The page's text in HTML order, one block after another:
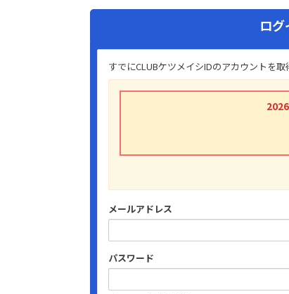
ログ
すでにCLUBケツメイシIDのアカウントを
メールアドレス
パスワード